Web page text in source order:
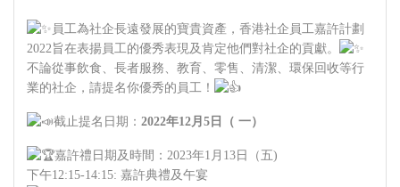
員⼯為社企⻑遠發展的寶貴資產，香港社企員⼯嘉許計劃
2022旨在表揚員⼯的優秀表現及肯定他們對社企的貢獻。
不論從事飲食、⻑者服務、教育、零售、清潔、環保回收等⾏
業的社企，請提名你優秀的員工！
截止提名日期： 2022年12月5日（ 一）
嘉許禮日期及時間：2023年1月13日（五)
下午12:15-14:15: 嘉許典禮及午宴